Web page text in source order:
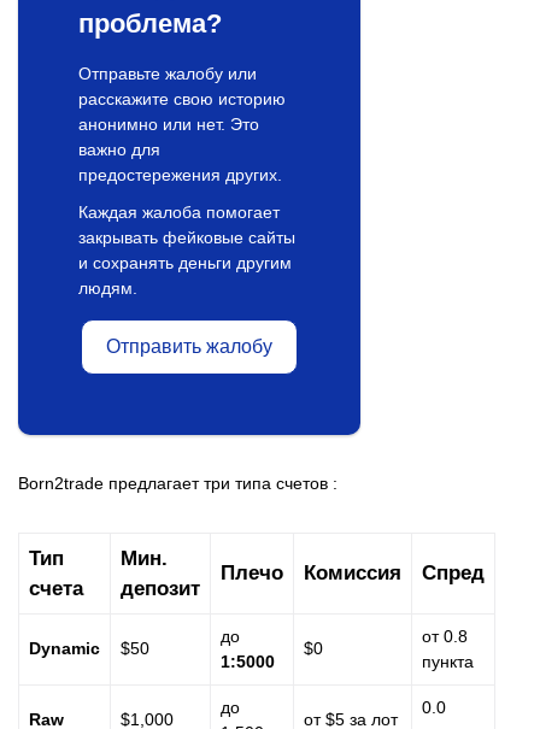
проблема?
Отправьте жалобу или
расскажите свою историю
анонимно или нет. Это
важно для
предостережения других.
Каждая жалоба помогает
закрывать фейковые сайты
и сохранять деньги другим
людям.
Отправить жалобу
Born2trade предлагает три типа счетов :
Тип
счета
Мин.
депозит
Плечо Комиссия Спред
Dynamic $50
до
1:5000
$0
от 0.8
пункта
Raw $1,000
до
от $5 за лот
0.0